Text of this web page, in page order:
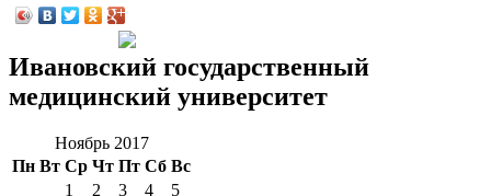
Ивановский государственный
медицинский университет
Ноябрь 2017
Пн Вт Ср Чт Пт Сб Вс
1 2 3 4
5